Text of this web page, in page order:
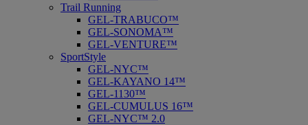
Trail Running
GEL-TRABUCO™
GEL-SONOMA™
GEL-VENTURE™
SportStyle
GEL-NYC™
GEL-KAYANO 14™
GEL-1130™
GEL-CUMULUS 16™
GEL-NYC™ 2.0